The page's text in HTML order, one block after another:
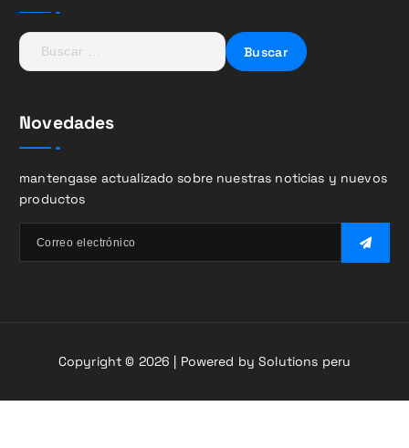
B
u
a
r
Novedades
mantengase actualizado sobre nuestras noticias y nuevos
productos
Copyright © 2026 | Powered by Solutions peru